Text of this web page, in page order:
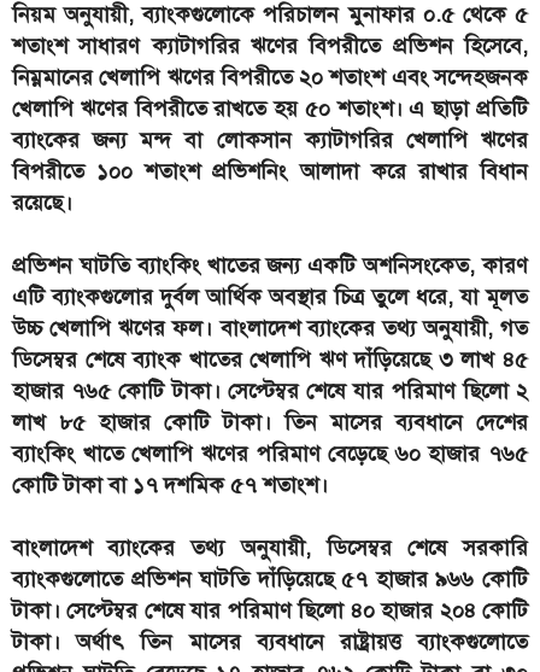
নিয়ম অনুযায়ী, ব্যাংকগুলোকে পরিচালন মুনাফার ০.৫ থেকে ৫
শতাংশ সাধারণ ক্যাটাগরির ঋণের বিপরীতে প্রভিশন হিসেবে,
নিম্নমানের খেলাপি ঋণের বিপরীতে ২০ শতাংশ এবং সন্দেহজনক
খেলাপি ঋণের বিপরীতে রাখতে হয় ৫০ শতাংশ। এ ছাড়া প্রতিটি
ব্যাংকের জন্য মন্দ বা লোকসান ক্যাটাগরির খেলাপি ঋণের
বিপরীতে ১০০ শতাংশ প্রভিশনিং আলাদা করে রাখার বিধান
রয়েছে।
প্রভিশন ঘাটতি ব্যাংকিং খাতের জন্য একটি অশনিসংকেত, কারণ
এটি ব্যাংকগুলোর দুর্বল আর্থিক অবস্থার চিত্র তুলে ধরে, যা মূলত
উচ্চ খেলাপি ঋণের ফল। বাংলাদেশ ব্যাংকের তথ্য অনুযায়ী, গত
ডিসেম্বর শেষে ব্যাংক খাতের খেলাপি ঋণ দাঁড়িয়েছে ৩ লাখ ৪৫
হাজার ৭৬৫ কোটি টাকা। সেপ্টেম্বর শেষে যার পরিমাণ ছিলো ২
লাখ ৮৫ হাজার কোটি টাকা। তিন মাসের ব্যবধানে দেশের
ব্যাংকিং খাতে খেলাপি ঋণের পরিমাণ বেড়েছে ৬০ হাজার ৭৬৫
কোটি টাকা বা ১৭ দশমিক ৫৭ শতাংশ।
বাংলাদেশ ব্যাংকের তথ্য অনুযায়ী, ডিসেম্বর শেষে সরকারি
ব্যাংকগুলোতে প্রভিশন ঘাটতি দাঁড়িয়েছে ৫৭ হাজার ৯৬৬ কোটি
টাকা। সেপ্টেম্বর শেষে যার পরিমাণ ছিলো ৪০ হাজার ২০৪ কোটি
টাকা। অর্থাৎ তিন মাসের ব্যবধানে রাষ্ট্রায়ত্ত ব্যাংকগুলোতে